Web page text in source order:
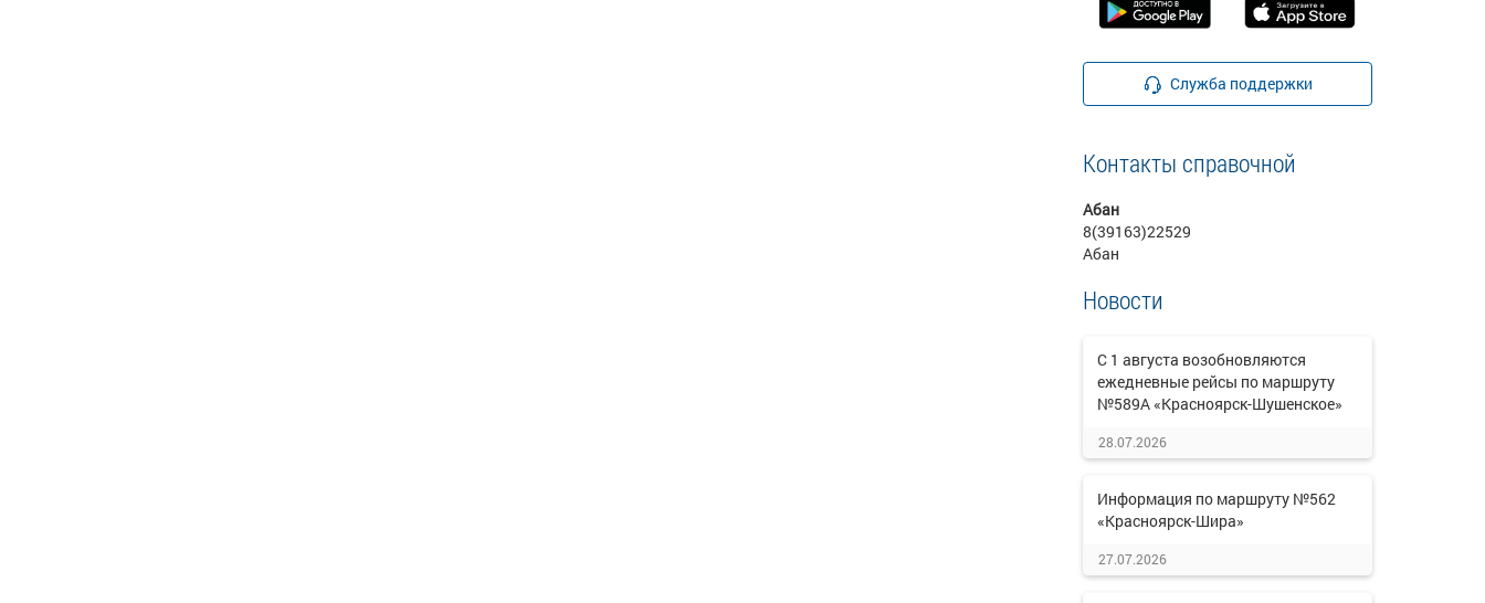
Служба поддержки
Контакты справочной
Абан
8(39163)22529
Абан
Новости
С 1 августа возобновляются
ежедневные рейсы по маршруту
№589А «Красноярск-Шушенское»
28.07.2026
Информация по маршруту №562
«Красноярск-Шира»
27.07.2026